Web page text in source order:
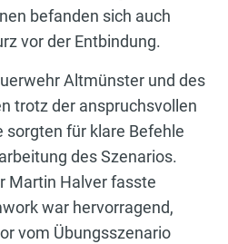
befanden sich auch
vor der Entbindung.
Altmünster und des
trotz der anspruchsvollen
sorgten für klare Befehle
des Szenarios.
Martin Halver fasste
war hervorragend,
vom Übungsszenario